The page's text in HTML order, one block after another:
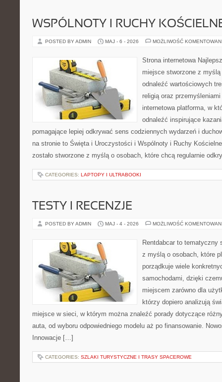
WSPÓLNOTY I RUCHY
POSTED BY ADMIN MAJ - 6 - 2026 MOŻLIWOŚĆ
Strona internetowa
miejsce stworzone z
odnaleźć wartościowych
religią oraz
internetowa platforma, w
odnaleźć inspirujące
pomagające lepiej odkrywać sens codziennych wydarzeń i
na stronie to Święta i Uroczystości i Wspólnoty i Ruchy
zostało stworzone z myślą o osobach, które chcą regularnie
CATEGORIES: LAPTOPY I ULTRABOOKI
TESTY I RECENZJE
POSTED BY ADMIN MAJ - 4 - 2026 MOŻLIWOŚĆ
Rentdabcar to tematyczny
z myślą o osobach, które
porządkuje wiele
samochodami, dzięki
miejscem zarówno dla
którzy dopiero analizują
miejsce w sieci, w którym można znaleźć porady dotyczące
auta, od wyboru odpowiedniego modelu aż po finansowanie.
Innowacje […]
CATEGORIES: SZLAKI TURYSTYCZNE I TRASY SPACEROWE